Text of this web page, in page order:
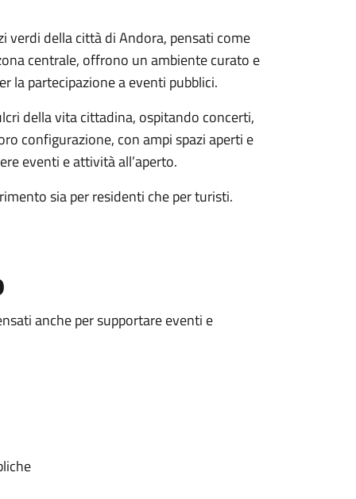
verdi della città di Andora, pensati come
centrale, offrono un ambiente curato e
la partecipazione a eventi pubblici.
della vita cittadina, ospitando concerti,
configurazione, con ampi spazi aperti e
eventi e attività all’aperto.
sia per residenti che per turisti.
anche per supportare eventi e